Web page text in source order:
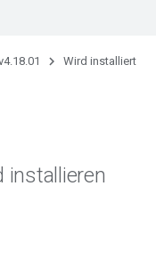
Wird installiert
installieren